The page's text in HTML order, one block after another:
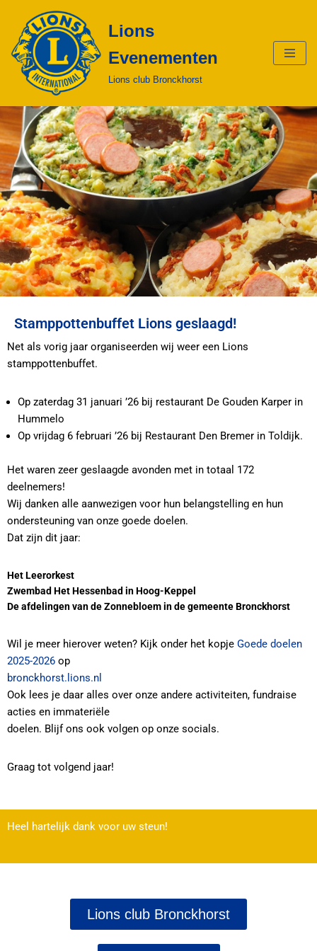
Ga
naar
de
inhoud
Lions
Evenementen
Lions club Bronckhorst
Stamppottenbuffet Lions geslaagd!
Net als vorig jaar organiseerden wij weer een Lions
stamppottenbuffet.
Op zaterdag 31 januari ’26 bij restaurant De Gouden Karper in
Hummelo
Op vrijdag 6 februari ’26 bij Restaurant Den Bremer in Toldijk.
Het waren zeer geslaagde avonden met in totaal 172
deelnemers!
Wij danken alle aanwezigen voor hun belangstelling en hun
ondersteuning van onze goede doelen.
Dat zijn dit jaar:
Het Leerorkest
Zwembad Het Hessenbad in Hoog-Keppel
De afdelingen van de Zonnebloem in de gemeente Bronckhorst
Wil je meer hierover weten? Kijk onder het kopje Goede doelen
2025-2026 op
bronckhorst.lions.nl
Ook lees je daar alles over onze andere activiteiten, fundraise
acties en immateriële
doelen. Blijf ons ook volgen op onze socials.
Graag tot volgend jaar!
Heel hartelijk dank voor uw steun!
Lions club Bronckhorst